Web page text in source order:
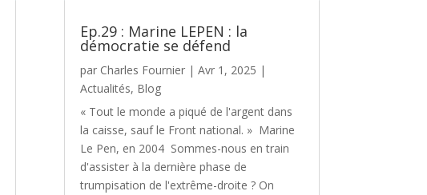
Ep.29 : Marine LEPEN : la
démocratie se défend
par Charles Fournier| Avr 1, 2025 |
Actualités, Blog
« Tout le monde a piqué de l'argent dans
la caisse, sauf le Front national. » Marine
Le Pen, en 2004 Sommes-nous en train
d'assister à la dernière phase de
trumpisation de l'extrême-droite ? On